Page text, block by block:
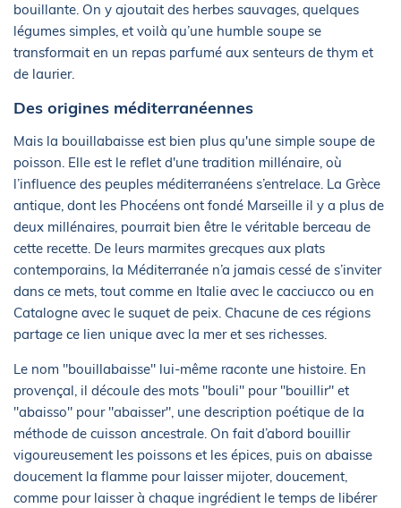
bouillante. On y ajoutait des herbes sauvages, quelques
légumes simples, et voilà qu’une humble soupe se
transformait en un repas parfumé aux senteurs de thym et
de laurier.
Des origines méditerranéennes
Mais la bouillabaisse est bien plus qu'une simple soupe de
poisson. Elle est le reflet d'une tradition millénaire, où
l’influence des peuples méditerranéens s’entrelace. La Grèce
antique, dont les Phocéens ont fondé Marseille il y a plus de
deux millénaires, pourrait bien être le véritable berceau de
cette recette. De leurs marmites grecques aux plats
contemporains, la Méditerranée n’a jamais cessé de s’inviter
dans ce mets, tout comme en Italie avec le cacciucco ou en
Catalogne avec le suquet de peix. Chacune de ces régions
partage ce lien unique avec la mer et ses richesses.
Le nom "bouillabaisse" lui-même raconte une histoire. En
provençal, il découle des mots "bouli" pour "bouillir" et
"abaisso" pour "abaisser", une description poétique de la
méthode de cuisson ancestrale. On fait d’abord bouillir
vigoureusement les poissons et les épices, puis on abaisse
doucement la flamme pour laisser mijoter, doucement,
comme pour laisser à chaque ingrédient le temps de libérer